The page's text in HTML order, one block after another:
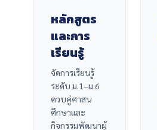
หลักสูตร
และการ
เรียนรู้
จัดการเรียนรู้
ระดับ ม.1–ม.6
ควบคู่ศาสน
ศึกษาและ
กิจกรรมพัฒนาผู้